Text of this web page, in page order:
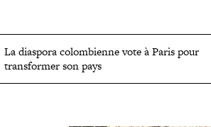
La diaspora colom­bienne vote à Paris pour
trans­for­mer son pays